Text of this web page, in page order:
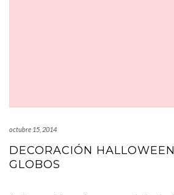
octubre 15, 2014
DECORACIÓN
GLOBOS